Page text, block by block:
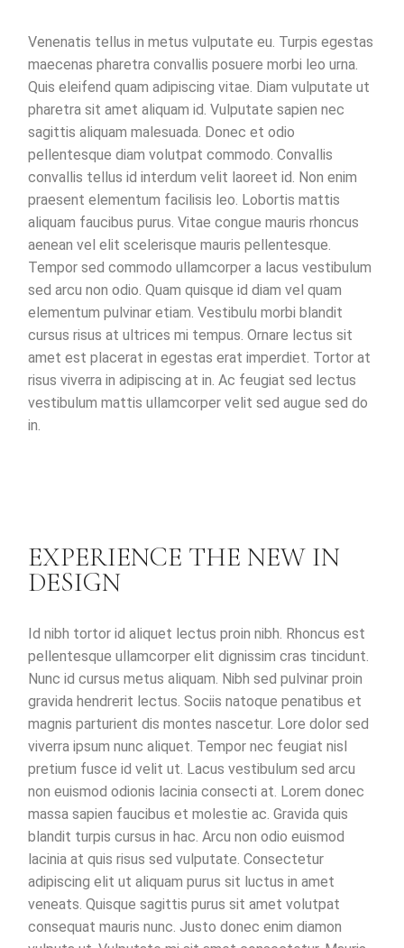
Venenatis tellus in metus vulputate eu. Turpis egestas
maecenas pharetra convallis posuere morbi leo urna.
Quis eleifend quam adipiscing vitae. Diam vulputate ut
pharetra sit amet aliquam id. Vulputate sapien nec
sagittis aliquam malesuada. Donec et odio
pellentesque diam volutpat commodo. Convallis
convallis tellus id interdum velit laoreet id. Non enim
praesent elementum facilisis leo. Lobortis mattis
aliquam faucibus purus. Vitae congue mauris rhoncus
aenean vel elit scelerisque mauris pellentesque.
Tempor sed commodo ullamcorper a lacus vestibulum
sed arcu non odio. Quam quisque id diam vel quam
elementum pulvinar etiam. Vestibulu morbi blandit
cursus risus at ultrices mi tempus. Ornare lectus sit
amet est placerat in egestas erat imperdiet. Tortor at
risus viverra in adipiscing at in. Ac feugiat sed lectus
vestibulum mattis ullamcorper velit sed augue sed do
in.
EXPERIENCE THE NEW IN
DESIGN
Id nibh tortor id aliquet lectus proin nibh. Rhoncus est
pellentesque ullamcorper elit dignissim cras tincidunt.
Nunc id cursus metus aliquam. Nibh sed pulvinar proin
gravida hendrerit lectus. Sociis natoque penatibus et
magnis parturient dis montes nascetur. Lore dolor sed
viverra ipsum nunc aliquet. Tempor nec feugiat nisl
pretium fusce id velit ut. Lacus vestibulum sed arcu
non euismod odionis lacinia consecti at. Lorem donec
massa sapien faucibus et molestie ac. Gravida quis
blandit turpis cursus in hac. Arcu non odio euismod
lacinia at quis risus sed vulputate. Consectetur
adipiscing elit ut aliquam purus sit luctus in amet
veneats. Quisque sagittis purus sit amet volutpat
consequat mauris nunc. Justo donec enim diamon